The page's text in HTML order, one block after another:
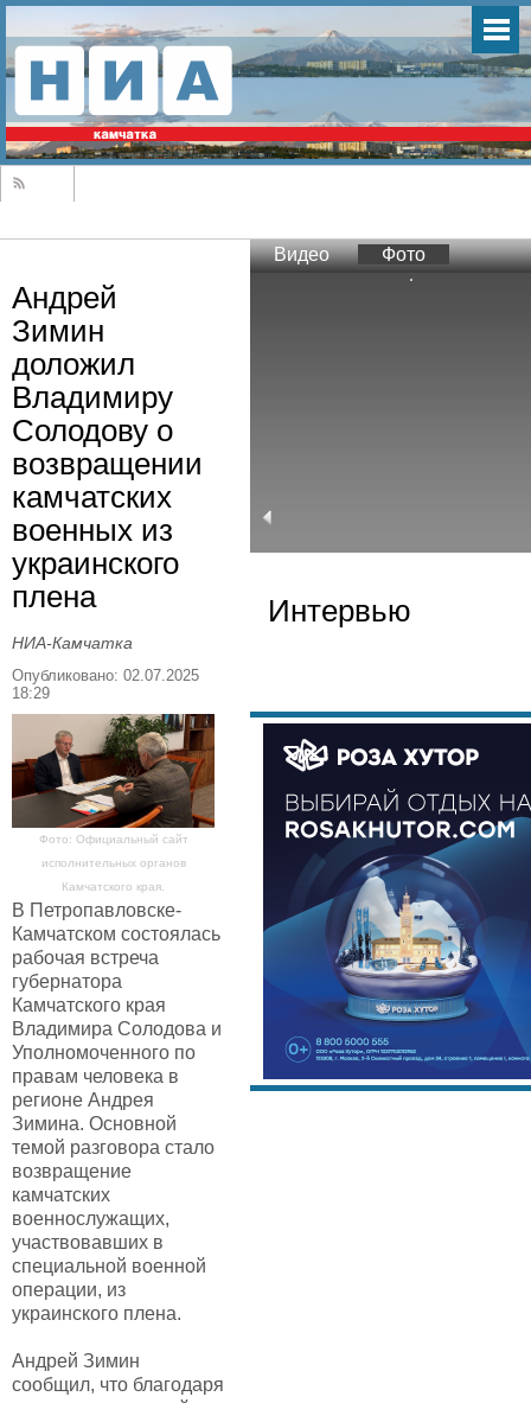
Андрей
Зимин
доложил
Владимиру
Солодову о
возвращении
камчатских
военных из
украинского
плена
НИА-Камчатка
Опубликовано: 02.07.2025
18:29
Фото: Официальный сайт
исполнительных органов
Камчатского края.
В Петропавловске-
Камчатском состоялась
рабочая встреча
губернатора
Камчатского края
Владимира Солодова и
Уполномоченного по
правам человека в
регионе Андрея
Зимина. Основной
темой разговора стало
возвращение
камчатских
военнослужащих,
участвовавших в
специальной военной
операции, из
украинского плена.
Андрей Зимин
сообщил, что благодаря
Видео Фото
Интервью